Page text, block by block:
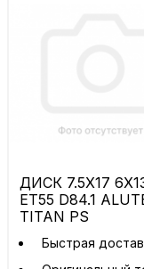
ДИСК 7.5X17
ET55 D84.1
TITAN PS
Быстрая